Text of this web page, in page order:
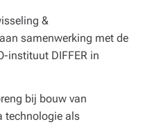
&
samenwerking met de
instituut DIFFER in
bij bouw van
technologie als